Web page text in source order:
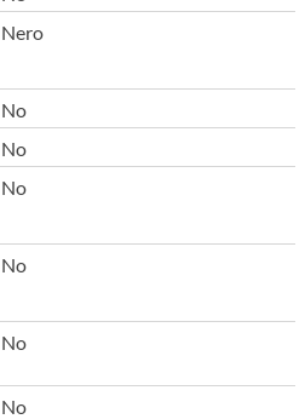
Nero
No
No
No
No
No
No